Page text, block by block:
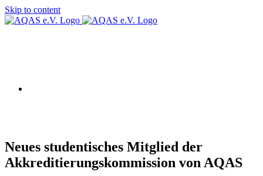
Skip to content
Neues studentisches Mitglied der
Akkreditierungskommission von AQAS